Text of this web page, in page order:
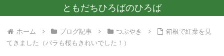
ともだちひろばのひろば
ホーム ブログ記事 つぶやき
箱根で紅葉を見
てきました（バラも桜もきれいでした！）